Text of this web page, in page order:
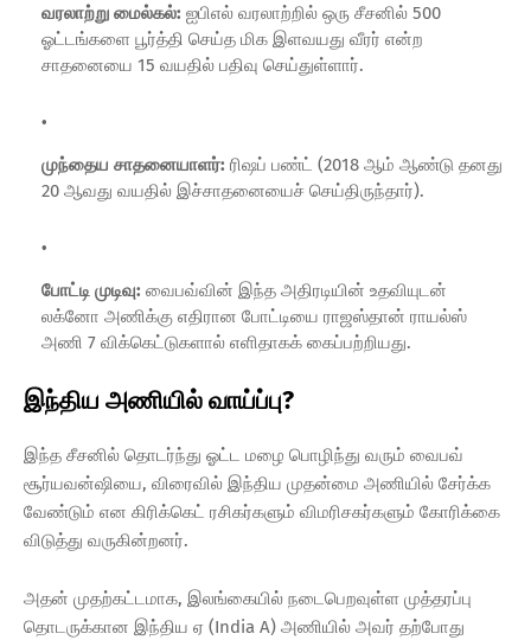
வரலாற்று மைல்கல்: ஐபிஎல் வரலாற்றில் ஒரு சீசனில் 500
ஓட்டங்களை பூர்த்தி செய்த மிக இளவயது வீரர் என்ற
சாதனையை 15 வயதில் பதிவு செய்துள்ளார்.
முந்தைய சாதனையாளர்: ரிஷப் பண்ட் (2018 ஆம் ஆண்டு தனது
20 ஆவது வயதில் இச்சாதனையைச் செய்திருந்தார்).
போட்டி முடிவு: வைபவ்வின் இந்த அதிரடியின் உதவியுடன்
லக்னோ அணிக்கு எதிரான போட்டியை ராஜஸ்தான் ராயல்ஸ்
அணி 7 விக்கெட்டுகளால் எளிதாகக் கைப்பற்றியது.
இந்திய அணியில் வாய்ப்பு?
இந்த சீசனில் தொடர்ந்து ஓட்ட மழை பொழிந்து வரும் வைபவ்
சூர்யவன்ஷியை, விரைவில் இந்திய முதன்மை அணியில் சேர்க்க
வேண்டும் என கிரிக்கெட் ரசிகர்களும் விமரிசகர்களும் கோரிக்கை
விடுத்து வருகின்றனர்.
அதன் முதற்கட்டமாக, இலங்கையில் நடைபெறவுள்ள முத்தரப்பு
தொடருக்கான இந்திய ஏ (India A) அணியில் அவர் தற்போது